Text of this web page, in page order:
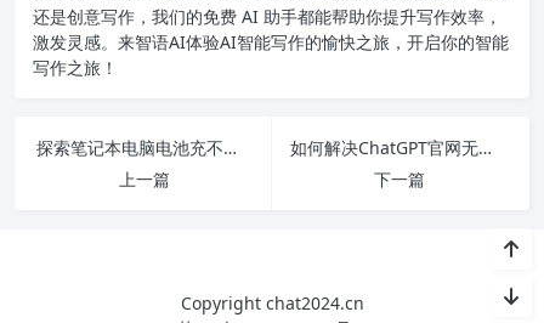
还是创意写作，我们的免费 AI 助手都能帮助你提升写作效率，
激发灵感。来智语AI体验AI智能写作的愉快之旅，开启你的智能
写作之旅！
探索笔记本电脑电池充不进电原因，教你快速解决方法！
上一篇
如何解决ChatGPT官网无法访问的问题并顺利搭建个人网站的实用指南
下一篇
Copyright chat2024.cn